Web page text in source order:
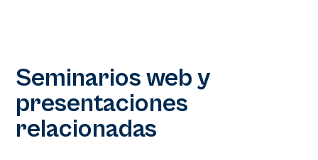
Seminarios web y
presentaciones
relacionadas